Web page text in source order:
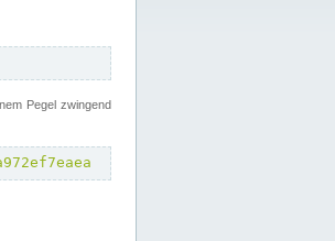
Pegel zwingend